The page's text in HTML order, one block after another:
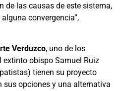
las causas de este sistema,
convergencia”,
Verduzco, uno de los
extinto obispo Samuel Ruiz
tienen su proyecto
sus opciones y una alternativa